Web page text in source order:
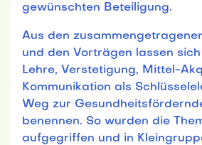
gewünschten Beteiligung.
Aus den
und den Vorträgen lassen
Lehre, Verstetigung, Mittel-
Kommunikation als
Weg zur
benennen. So wurden die
aufgegriffen und in